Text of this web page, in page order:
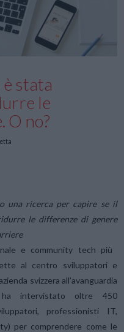
stata
le
O no?
una ricerca per capire se il
le differenze di genere
e community tech più
al centro sviluppatori e
svizzera all’avanguardia
intervistato oltre 450
professionisti IT,
per comprendere come le